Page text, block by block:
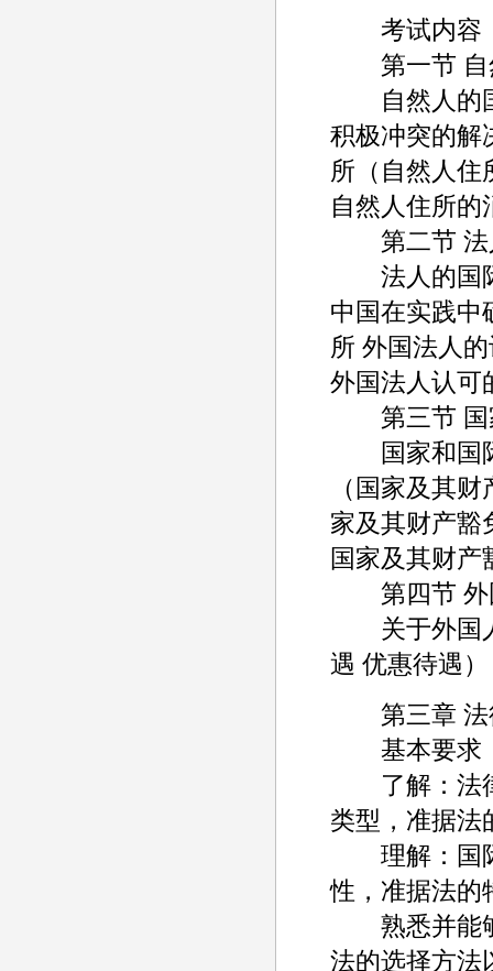
考试内容
第一节 自
自然人的国
积极冲突的解
所（自然人住
自然人住所的
第二节 法
法人的国际
中国在实践中
所 外国法人
外国法人认可
第三节 国
国家和国际
（国家及其
家及其财产豁
国家及其财产
第四节 外
关于外国人
遇 优惠待遇
第三章 法
基本要求
了解：法律
类型，准据法
理解：国际
性，准据法的
熟悉并能够
法的选择方法